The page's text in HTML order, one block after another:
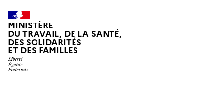
MINISTÈRE
DU TRAVAIL, DE LA SANTÉ,
DES SOLIDARITÉS
ET DES FAMILLES